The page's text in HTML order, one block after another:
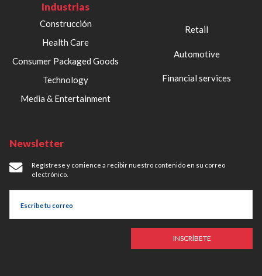
Industrias
Construcción
Health Care
Consumer Packaged Goods
Technology
Media & Entertainment
Retail
Automotive
Financial services
Newsletter
Regístrese y comience a recibir nuestro contenido en su correo
electrónico.
INSCRÍBETE